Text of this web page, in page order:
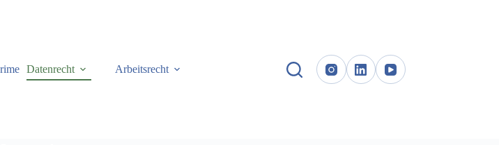
Datenrecht Arbeitsrecht